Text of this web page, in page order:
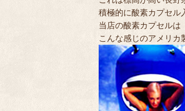
積極的に酸素カプセ
当店の酸素カプセルは
こんな感じのアメリカ